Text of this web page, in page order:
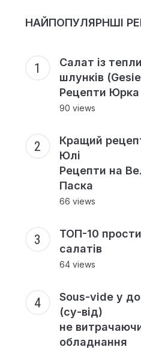
НАЙПОПУЛЯРНШІ
Салат із
шлунків
Рецепти Юрка
90 views
Кращий
Юлі
Рецепти на
Паска
66 views
ТОП-10
салатів
64 views
Sous-vide у
(су-від)
не
обладнання